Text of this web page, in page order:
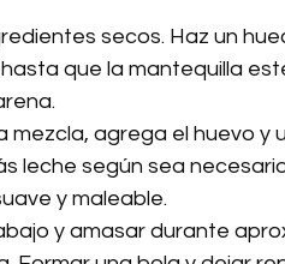
secos. Haz un
que la mantequilla
mezcla, agrega el huevo y
leche según sea
y maleable.
y amasar durante